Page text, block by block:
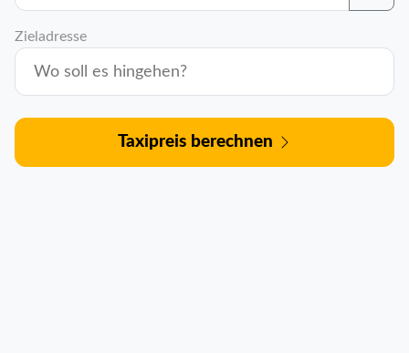
Zieladresse
Taxipreis berechnen